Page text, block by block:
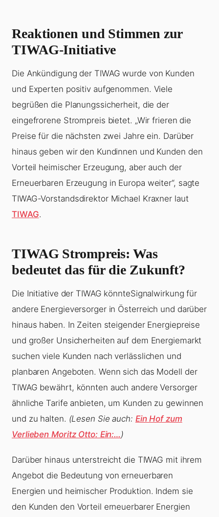
Reaktionen und Stimmen zur
TIWAG-Initiative
Die Ankündigung der TIWAG wurde von Kunden
und Experten positiv aufgenommen. Viele
begrüßen die Planungssicherheit, die der
eingefrorene Strompreis bietet. „Wir frieren die
Preise für die nächsten zwei Jahre ein. Darüber
hinaus geben wir den Kundinnen und Kunden den
Vorteil heimischer Erzeugung, aber auch der
Erneuerbaren Erzeugung in Europa weiter“, sagte
TIWAG-Vorstandsdirektor Michael Kraxner laut
TIWAG.
TIWAG Strompreis: Was
bedeutet das für die Zukunft?
Die Initiative der TIWAG könnteSignalwirkung für
andere Energieversorger in Österreich und darüber
hinaus haben. In Zeiten steigender Energiepreise
und großer Unsicherheiten auf dem Energiemarkt
suchen viele Kunden nach verlässlichen und
planbaren Angeboten. Wenn sich das Modell der
TIWAG bewährt, könnten auch andere Versorger
ähnliche Tarife anbieten, um Kunden zu gewinnen
und zu halten. (Lesen Sie auch: Ein Hof zum
Verlieben Moritz Otto: Ein:…)
Darüber hinaus unterstreicht die TIWAG mit ihrem
Angebot die Bedeutung von erneuerbaren
Energien und heimischer Produktion. Indem sie
den Kunden den Vorteil erneuerbarer Energien